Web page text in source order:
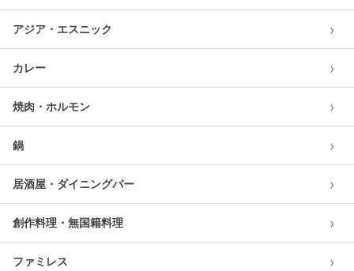
アジア・エスニック ›
カレー ›
焼肉・ホルモン ›
鍋 ›
居酒屋・ダイニングバー ›
創作料理・無国籍料理 ›
ファミレス ›